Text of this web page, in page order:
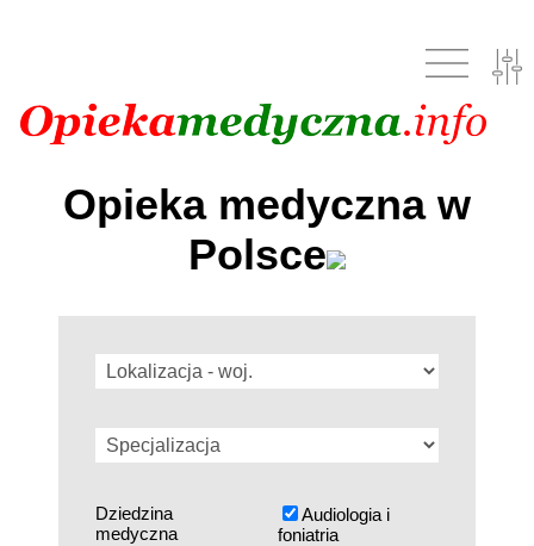
Opieka medyczna w
Polsce
Dziedzina
medyczna
Audiologia i
foniatria